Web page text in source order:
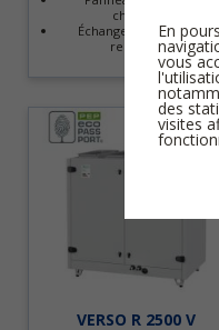
charnières
Échangeur rotatif haut
rendement
VERSO R 2500 V
En
vous
des
visites